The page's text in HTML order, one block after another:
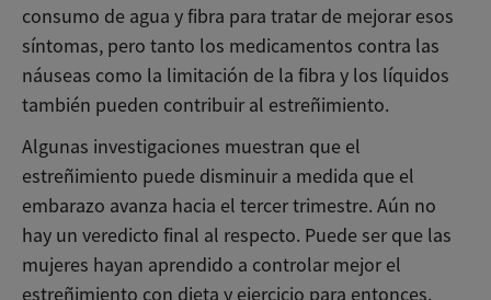
consumo de agua y fibra para tratar de mejorar esos
síntomas, pero tanto los medicamentos contra las
náuseas como la limitación de la fibra y los líquidos
también pueden contribuir al estreñimiento.
Algunas investigaciones muestran que el
estreñimiento puede disminuir a medida que el
embarazo avanza hacia el tercer trimestre. Aún no
hay un veredicto final al respecto. Puede ser que las
mujeres hayan aprendido a controlar mejor el
estreñimiento con dieta y ejercicio para entonces.